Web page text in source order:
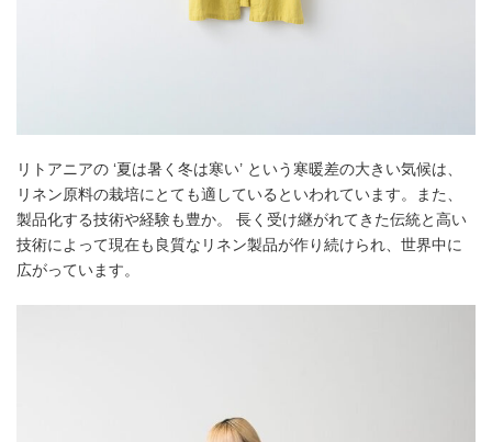
リトアニアの ‘夏は暑く冬は寒い’ という寒暖差の大きい気候は、
リネン原料の栽培にとても適しているといわれています。また、
製品化する技術や経験も豊か。 長く受け継がれてきた伝統と高い
技術によって現在も良質なリネン製品が作り続けられ、世界中に
広がっています。